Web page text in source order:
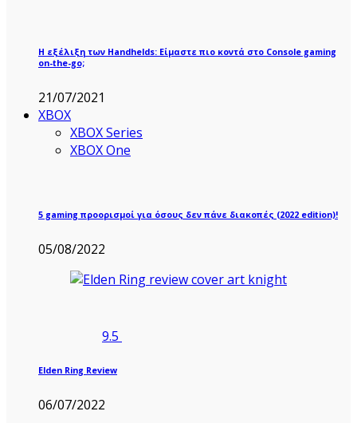
Η εξέλιξη των Handhelds: Είμαστε πιο κοντά στο Console gaming
on-the-go;
21/07/2021
XBOX
XBOX Series
XBOX One
5 gaming προορισμοί για όσους δεν πάνε διακοπές (2022 edition)!
05/08/2022
9.5
Elden Ring Review
06/07/2022